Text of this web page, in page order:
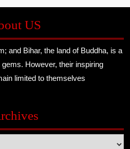
US
and Bihar, the land of Buddha, is a
However, their inspiring
limited to themselves